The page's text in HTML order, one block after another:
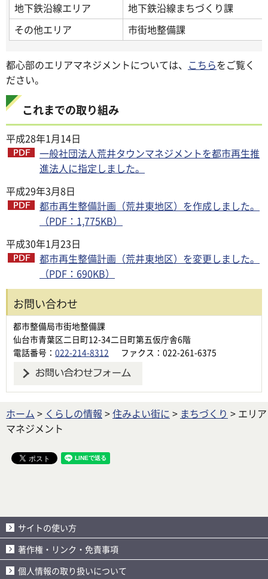
地下鉄沿線エリア
地下鉄沿線まちづくり課
その他エリア
市街地整備課
都心部のエリアマネジメントについては、 こちらをご覧く
ださい。
これまでの取り組み
平成28年1月14日
一般社団法人荒井タウンマネジメントを都市再生推
進法人に指定しました。
平成29年3月8日
都市再生整備計画（荒井東地区）を作成しました。
（PDF：1,775KB）
平成30年1月23日
都市再生整備計画（荒井東地区）を変更しました。
（PDF：690KB）
お問い合わせ
都市整備局市街地整備課
仙台市青葉区二日町12-34二日町第五仮庁舎6階
電話番号： 022-214-8312 ファクス：022-261-6375
ホーム > くらしの情報 >住みよい街に > まちづくり > エリア
マネジメント
サイトの使い方
著作権・リンク・免責事項
個人情報の取り扱いについて